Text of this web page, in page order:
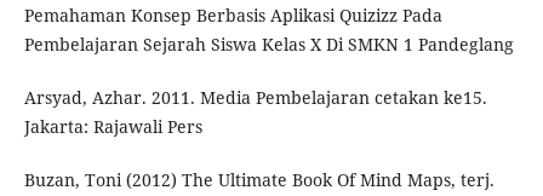
Pemahaman Konsep Berbasis Aplikasi Quizizz Pada
Pembelajaran Sejarah Siswa Kelas X Di SMKN 1 Pandeglang
Arsyad, Azhar. 2011. Media Pembelajaran cetakan ke15.
Jakarta: Rajawali Pers
Buzan, Toni (2012) The Ultimate Book Of Mind Maps, terj.